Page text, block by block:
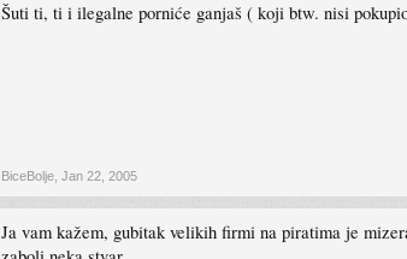
Šuti ti, ti i ilegalne porniće ganjaš ( koji btw. nisi
BiceBolje Jan 22, 2005
Ja vam kažem, gubitak velikih firmi na piratima je